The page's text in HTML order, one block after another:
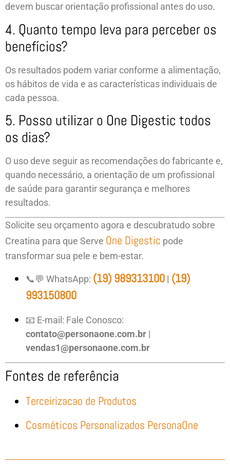
devem buscar orientação profissional antes do uso.
4. Quanto tempo leva para perceber os
benefícios?
Os resultados podem variar conforme a alimentação,
os hábitos de vida e as características individuais de
cada pessoa.
5. Posso utilizar o One Digestic todos
os dias?
O uso deve seguir as recomendações do fabricante e,
quando necessário, a orientação de um profissional
de saúde para garantir segurança e melhores
resultados.
Solicite seu orçamento agora e descubratudo sobre
Creatina para que Serve One Digestic pode
transformar sua pele e bem-estar.
📞💬 WhatsApp: (19) 989313100 | (19)
993150800
📧 E-mail: Fale Conosco:
contato@personaone.com.br |
vendas1@personaone.com.br
Fontes de referência
Terceirizacao de Produtos
Cosméticos Personalizados PersonaOne